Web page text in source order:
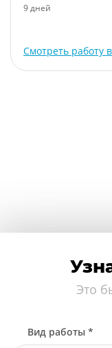
9 дней
Смотреть работу
Это
Вид работы *